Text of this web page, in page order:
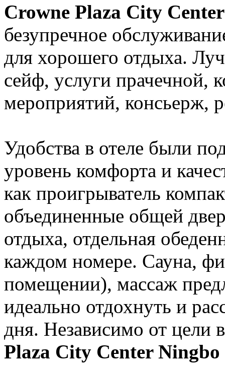
Crowne Plaza City
безупречное
для хорошего отдыха.
сейф, услуги прачечной,
мероприятий, консьерж,
Удобства в отеле были
уровень комфорта и
как проигрыватель
объединенные общей
отдыха, отдельная
каждом номере. Сауна,
помещении), массаж
идеально отдохнуть и
дня. Независимо от цели
Plaza City Center